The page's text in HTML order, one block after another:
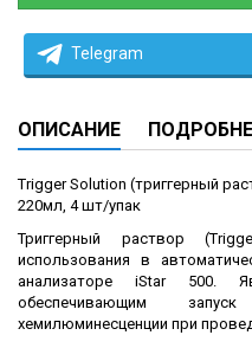
Telegram
ОПИСАНИЕ
Trigger Solution (триггерный
220мл, 4 шт/упак
Триггерный раствор
использования в
анализаторе iStar 500.
обеспечивающим
хемилюминесценции при